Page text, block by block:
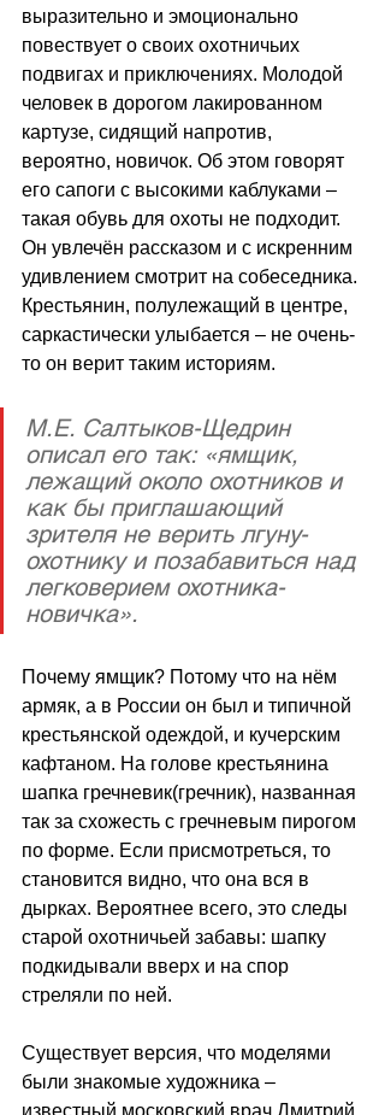
выразительно и эмоционально
повествует о своих охотничьих
подвигах и приключениях. Молодой
человек в дорогом лакированном
картузе, сидящий напротив,
вероятно, новичок. Об этом говорят
его сапоги с высокими каблуками –
такая обувь для охоты не подходит.
Он увлечён рассказом и с искренним
удивлением смотрит на собеседника.
Крестьянин, полулежащий в центре,
саркастически улыбается – не очень-
то он верит таким историям.
М.Е. Салтыков-Щедрин
описал его так: «ямщик,
лежащий около охотников и
как бы приглашающий
зрителя не верить лгуну-
охотнику и позабавиться над
легковерием охотника-
новичка».
Почему ямщик? Потому что на нём
армяк, а в России он был и типичной
крестьянской одеждой, и кучерским
кафтаном. На голове крестьянина
шапка гречневик(гречник), названная
так за схожесть с гречневым пирогом
по форме. Если присмотреться, то
становится видно, что она вся в
дырках. Вероятнее всего, это следы
старой охотничьей забавы: шапку
подкидывали вверх и на спор
стреляли по ней.
Существует версия, что моделями
были знакомые художника –